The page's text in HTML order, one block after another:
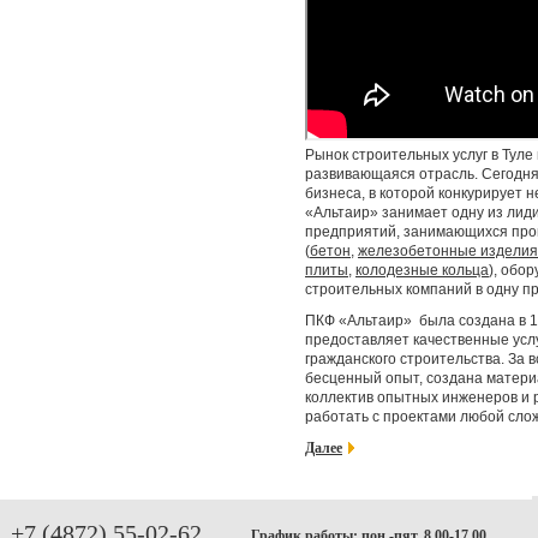
Рынок строительных услуг в
развивающаяся отрасль.
бизнеса, в которой конкурирует
«Альтаир» занимает одну из
предприятий, занимающихся
(бетон, железобетонные изделия
плиты, колодезные кольца),
строительных компаний в одну
ПКФ «Альтаир» была создана в
предоставляет качественные
гражданского строительства.
бесценный опыт, создана
коллектив опытных инженеров и
работать с проектами любой
Далее